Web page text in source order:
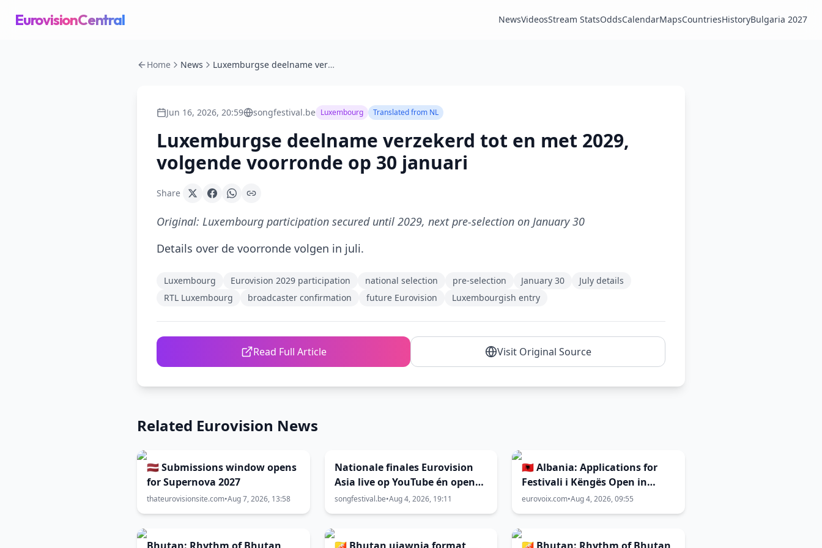
EurovisionCentral NewsVideosStream StatsOddsCalendarMapsCountriesHistoryBulgaria 2027
Home News Luxemburgse deelname verzekerd tot en met 2029, volgende voorronde op 30 januari
Jun 16, 2026, 20:59 songfestival.be Luxembourg Translated from NL
Luxemburgse deelname verzekerd tot en met 2029,
volgende voorronde op 30 januari
Share
Original: Luxembourg participation secured until 2029, next pre-selection on January 30
Details over de voorronde volgen in juli.
Luxembourg Eurovision 2029 participation national selection pre-selection January 30
July details
RTL Luxembourg
broadcaster confirmation future Eurovision Luxembourgish entry
Read Full Article Visit Original Source
Related Eurovision News
🇱🇻 Submissions window opens
for Supernova 2027
thateurovisionsite.com•Aug 7, 2026, 13:58
Nationale finales Eurovision
Asia live op YouTube én open
voor stemming
songfestival.be•Aug 4, 2026, 19:11
🇦🇱 Albania: Applications for
Festivali i Këngës Open in
September
eurovoix.com•Aug 4, 2026, 09:55